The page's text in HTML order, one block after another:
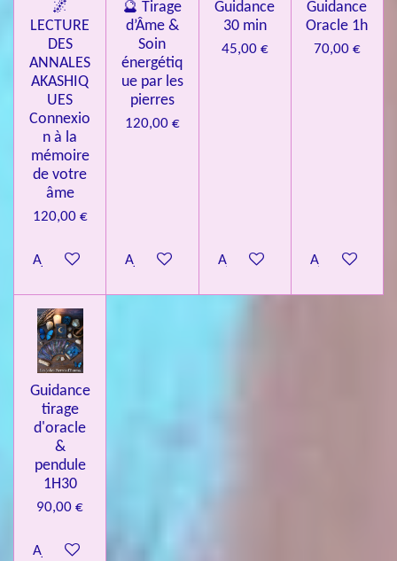
🌌
LECTURE
DES
ANNALES
AKASHIQ
UES
Connexio
n à la
mémoire
de votre
âme
120,00 €
Ajouter au panier
🔮 Tirage
d’Âme &
Soin
énergétiq
ue par les
pierres
120,00 €
Ajouter au panier
Guidance
30 min
45,00 €
Ajouter au panier
Guidance
Oracle 1h
70,00 €
Ajouter au
Guidance
tirage
d'oracle
&
pendule
1H30
90,00 €
Ajouter au panier